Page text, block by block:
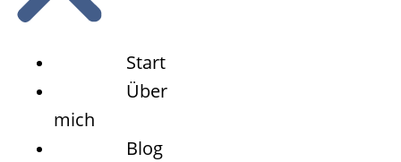
Start
Über
mich
Blog